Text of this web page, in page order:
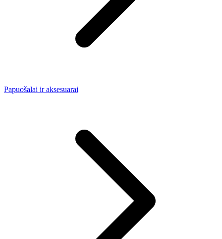
Papuošalai ir aksesuarai